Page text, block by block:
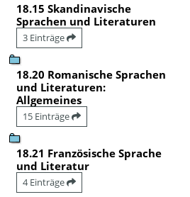
18.15 Skandinavische
Sprachen und Literaturen
3 Einträge
18.20 Romanische Sprachen
und Literaturen:
Allgemeines
15 Einträge
18.21 Französische Sprache
und Literatur
4 Einträge